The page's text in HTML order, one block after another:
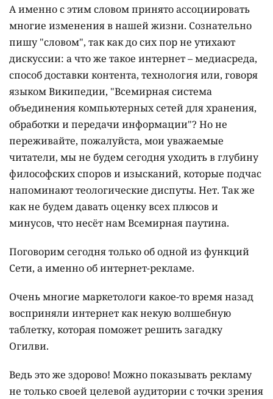
А именно с этим словом принято ассоциировать
многие изменения в нашей жизни. Сознательно
пишу "словом", так как до сих пор не утихают
дискуссии: а что же такое интернет – медиасреда,
способ доставки контента, технология или, говоря
языком Википедии, "Всемирная система
объединения компьютерных сетей для хранения,
обработки и передачи информации"? Но не
переживайте, пожалуйста, мои уважаемые
читатели, мы не будем сегодня уходить в глубину
философских споров и изысканий, которые подчас
напоминают теологические диспуты. Нет. Так же
как не будем давать оценку всех плюсов и
минусов, что несёт нам Всемирная паутина.
Поговорим сегодня только об одной из функций
Сети, а именно об интернет-рекламе.
Очень многие маркетологи какое-то время назад
восприняли интернет как некую волшебную
таблетку, которая поможет решить загадку
Огилви.
Ведь это же здорово! Можно показывать рекламу
не только своей целевой аудитории с точки зрения